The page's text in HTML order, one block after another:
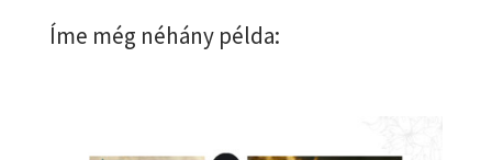
Íme még néhány példa: